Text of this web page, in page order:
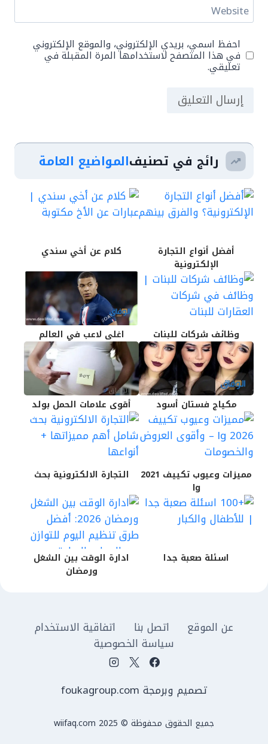
Website
احفظ اسمي، بريدي الإلكتروني، والموقع الإلكتروني
في هذا المتصفح لاستخدامها المرة المقبلة في
تعليقي.
رائج في تصنيفالمواضيع العامة
أفضل أنواع التجارة
الإلكترونية
كلام عن أخي سندي
وظائف شركات للبنات اغلى لاعب في العالم
مكياج فستان أسود أقوى علامات الحمل بولد
مميزات وعيوب تكييف 2021
lg
التجارة الالكترونية بحث
اسئلة صعبة جدا
ادارة الوقت بين الشغل
ورمضان
عن الموقع اتصل بنا
اتفاقية الاستخدام
سياسة الخصوصية
تصميم وبرمجة foukagroup.com
جميع الحقوق محفوظة © wiifaq.com 2025